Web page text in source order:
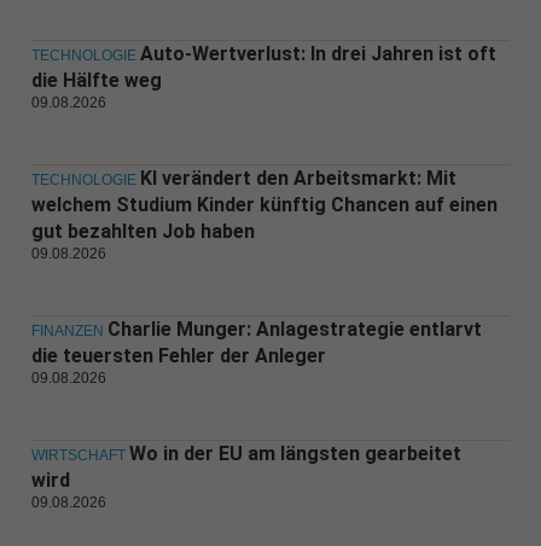
TECHNOLOGIE Auto-Wertverlust: In drei Jahren ist oft
die Hälfte weg
09.08.2026
TECHNOLOGIE KI verändert den Arbeitsmarkt: Mit
welchem Studium Kinder künftig Chancen auf einen
gut bezahlten Job haben
09.08.2026
FINANZEN Charlie Munger: Anlagestrategie entlarvt
die teuersten Fehler der Anleger
09.08.2026
WIRTSCHAFT Wo in der EU am längsten gearbeitet
wird
09.08.2026